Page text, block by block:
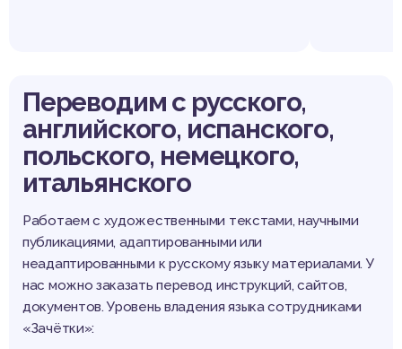
Переводим с русского,
английского, испанского,
польского, немецкого,
итальянского
Работаем с художественными текстами, научными
публикациями, адаптированными или
неадаптированными к русскому языку материалами. У
нас можно заказать перевод инструкций, сайтов,
документов. Уровень владения языка сотрудниками
«Зачётки»: